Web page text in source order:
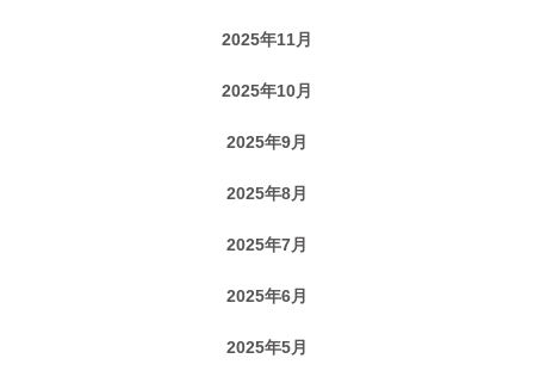
2025年11月
2025年10月
2025年9月
2025年8月
2025年7月
2025年6月
2025年5月